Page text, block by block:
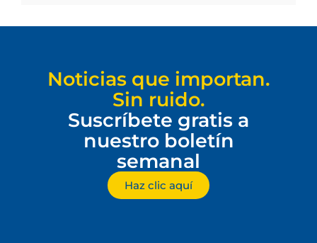
Noticias que importan.
Sin ruido.
Suscríbete gratis a
nuestro boletín
semanal
Haz clic aquí